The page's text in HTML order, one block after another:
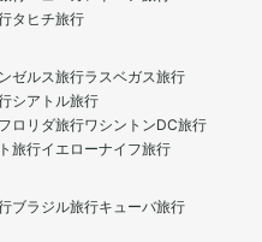
タヒチ旅行
ゼルス旅行ラスベガス旅行
シアトル旅行
フロリダ旅行ワシントンDC旅行
旅行イエローナイフ旅行
ブラジル旅行キューバ旅行